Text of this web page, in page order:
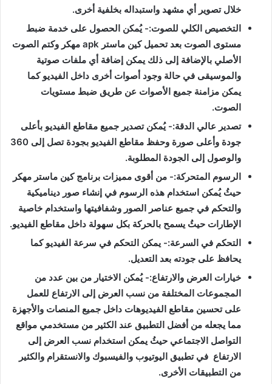
خلال تصوير أي مشهد واستبداله بخلفية أخرى.
التخصيص الكلي للصوت:- يُمكن الحصول على خدمة ضبط
مستوى الصوت بعد تحميلكين ماستر
مهكر وكتم الصوت
الأصلي بالإضافة إلى ذلك يمكن إضافة أي ملفات صوتية
والموسيقى في حالة وجود أصوات أخرى داخل الفيديو كما
يمكن مزامنة جميع الأصوات عن طريق ضبط مستويات
الصوت.
تصدير عالي الدقة:- يُمكن تصدير جميع مقاطع الفيديو بأعلى
جودة وأعلى صورة وحفظ مقاطع الفيديو بجودة تصل إلى
والوصول إلى الجودة المطلوبة.
الرسوم المتحركة:- من أقوى مميزات برنامج كين ماستر مهكر
حيثُ يُمكن استخدام هذه الرسوم في إنشاء صور ديناميكية
والتحكم في جميع عناصر الصور وشفافيتها واستخدام خاصية
الإطارات حيثُ يسمح بالحركة بكل سهولة داخل مقاطع الفيديو.
التحكم في السرعة:- يمكن التحكم في سرعة الفيديو كما
يحافظ على جودته بعد التعديل.
خيارات العرض والارتفاع:- يُمكن الاختيار من بين عدد من
المجموعات المختلفة من نسب العرض إلى الارتفاع للعمل
على تحسين مقاطع الفيديوهات داخل جميع المنصات والأجهزة
مما يجعله من أفضل التطبيق عند الكثير من مستخدمي مواقع
التواصل الاجتماعي حيثُ يمكن استخدام نسب العرض إلى
الارتفاع في تطبيق اليوتيوب والفيسبوك والانستقرام والكثير
من التطبيقات الأخرى.